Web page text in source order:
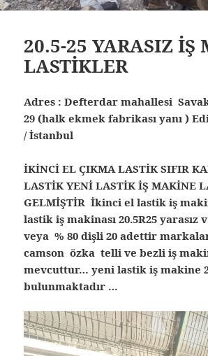
20.5-25 YARASIZ İŞ
LASTİKLER
Adres : Defterdar mahallesi
29 (halk ekmek fabrikası yanı )
/ İstanbul
İKİNCİ EL ÇIKMA LASTİK SIFIR
LASTİK YENİ LASTİK İŞ MAKİNE
GELMİŞTİR İkinci el lastik iş
lastik iş makinası 20.5R25 yarasız
veya % 80 dişli 20 adettir
camson özka telli ve bezli iş
mevcuttur… yeni lastik iş makine
bulunmaktadır …